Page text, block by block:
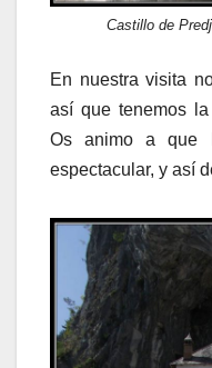
Castillo de
En nuestra visita
así que tenemos
Os animo a que
espectacular, y así